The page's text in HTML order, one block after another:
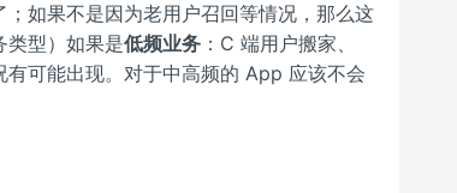
如果不是因为老用户召回等情况，那么这
类型）如果是低频业务 ：C 端用户搬家、
可能出现。对于中高频的 App 应该不会